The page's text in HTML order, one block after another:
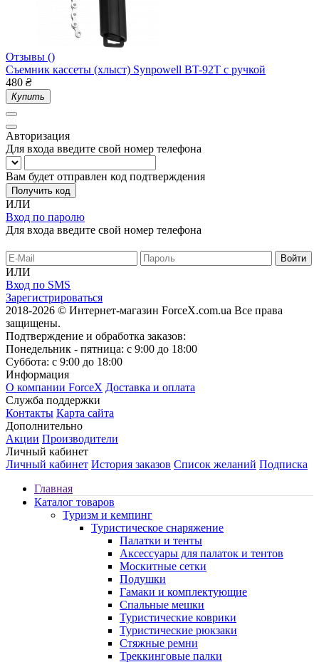
Отзывы ()
Съемник кассеты (хлыст) Synpowell BT-92T с ручкой
480 ₴
Купить
Авторизация
Для входа введите свой номер телефона
Вам будет отправлен код подтверждения
Получить код
ИЛИ
Вход по паролю
Для входа введите свой номер телефона
ИЛИ
Вход по SMS
Зарегистрироваться
2018-2026 © Интернет-магазин ForceX.com.ua Все права
защищены.
Подтверждение и обработка заказов:
Понедельник - пятница: с 9:00 до 18:00
Суббота: с 9:00 до 18:00
Информация
О компании ForceX Доставка и оплата
Служба поддержки
Контакты Карта сайта
Дополнительно
Акции Производители
Личный кабинет
Личный кабинет История заказов Список желаний Подписка
Главная
Каталог товаров
Туризм и кемпинг
Туристическое снаряжение
Палатки и тенты
Аксессуары для палаток и тентов
Москитные сетки
Подушки
Гамаки и комплектующие
Спальные мешки
Туристические коврики
Туристические рюкзаки
Стяжные ремни
Треккинговые палки